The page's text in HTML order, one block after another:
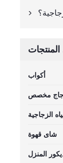

أكواب
مخصص
الزجاجية
شاى قهوة
المنزل